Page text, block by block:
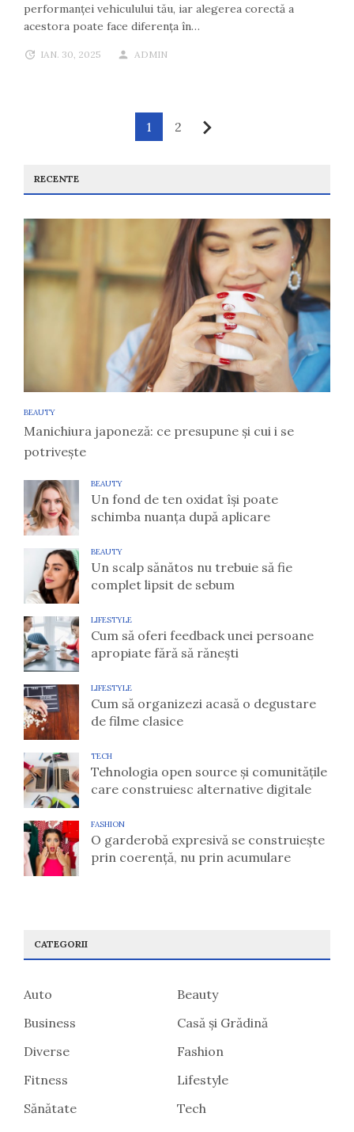
performanței vehiculului tău, iar alegerea corectă a
acestora poate face diferența în…
IAN. 30, 2025 ADMIN
1 2
RECENTE
BEAUTY
Manichiura japoneză: ce presupune și cui i se
potrivește
BEAUTY
Un fond de ten oxidat își poate
schimba nuanța după aplicare
BEAUTY
Un scalp sănătos nu trebuie să fie
complet lipsit de sebum
LIFESTYLE
Cum să oferi feedback unei persoane
apropiate fără să rănești
LIFESTYLE
Cum să organizezi acasă o degustare
de filme clasice
TECH
Tehnologia open source și comunitățile
care construiesc alternative digitale
FASHION
O garderobă expresivă se construiește
prin coerență, nu prin acumulare
CATEGORII
Auto
Beauty
Business
Casă și Grădină
Diverse
Fashion
Fitness
Lifestyle
Sănătate
Tech